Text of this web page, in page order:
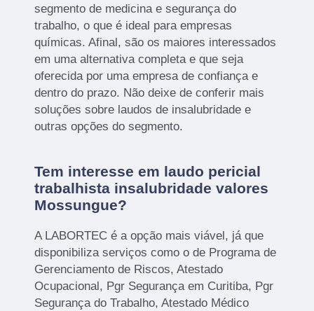
segmento de medicina e segurança do
trabalho, o que é ideal para empresas
químicas. Afinal, são os maiores interessados
em uma alternativa completa e que seja
oferecida por uma empresa de confiança e
dentro do prazo. Não deixe de conferir mais
soluções sobre laudos de insalubridade e
outras opções do segmento.
Tem interesse em laudo pericial
trabalhista insalubridade valores
Mossungue?
A LABORTEC é a opção mais viável, já que
disponibiliza serviços como o de Programa de
Gerenciamento de Riscos, Atestado
Ocupacional, Pgr Segurança em Curitiba, Pgr
Segurança do Trabalho, Atestado Médico